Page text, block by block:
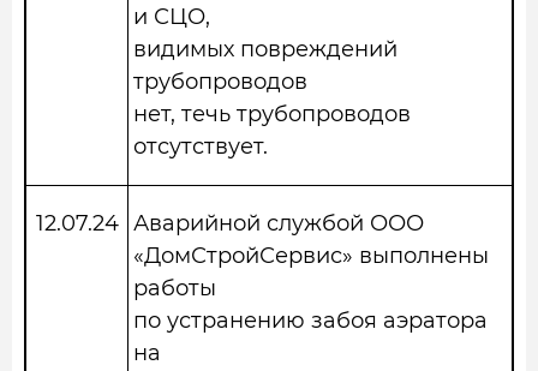
и СЦО,
видимых повреждений
трубопроводов
нет, течь трубопроводов
отсутствует.
12.07.24 Аварийной службой ООО
«ДомСтройСервис» выполнены
работы
по устранению забоя аэратора
на